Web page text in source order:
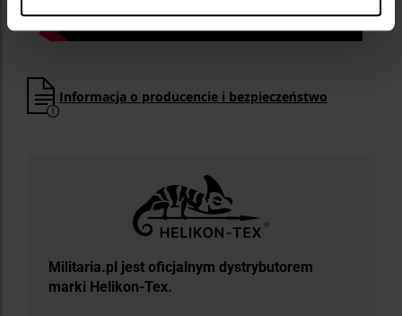
Informacja o producencie i bezpieczeństwo
Militaria.pl jest oficjalnym dystrybutorem
marki Helikon-Tex.